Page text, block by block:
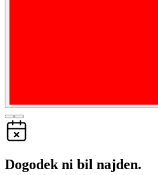
Dogodek ni bil najden.